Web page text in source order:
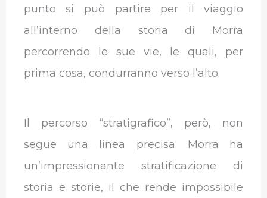
punto si può partire per il viaggio
all’interno della storia di Morra
percorrendo le sue vie, le quali, per
prima cosa, condurranno verso l’alto.
Il percorso “stratigrafico”, però, non
segue una linea precisa: Morra ha
un’impressionante stratificazione di
storia e storie, il che rende impossibile